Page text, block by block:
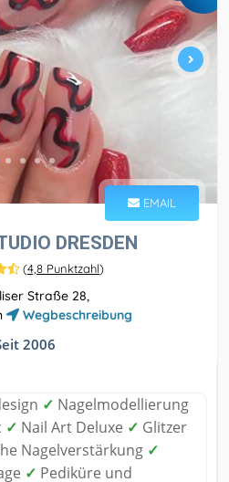
EMAIL
DRESDEN
(4,8 Punktzahl)
Straße 28,
Wegbeschreibung
2006
✓ Nagelmodellierung
✓ Nail Art Deluxe ✓ Glitzer
Nagelverstärkung ✓
✓ Pediküre und